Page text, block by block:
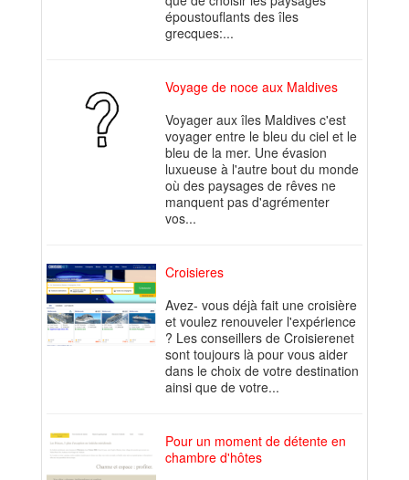
époustouflants des îles
grecques:...
Voyage de noce aux Maldives
Voyager aux îles Maldives c'est
voyager entre le bleu du ciel et le
bleu de la mer. Une évasion
luxueuse à l'autre bout du monde
où des paysages de rêves ne
manquent pas d'agrémenter
vos...
Croisieres
Avez- vous déjà fait une croisière
et voulez renouveler l'expérience
? Les conseillers de Croisierenet
sont toujours là pour vous aider
dans le choix de votre destination
ainsi que de votre...
Pour un moment de détente en
chambre d'hôtes